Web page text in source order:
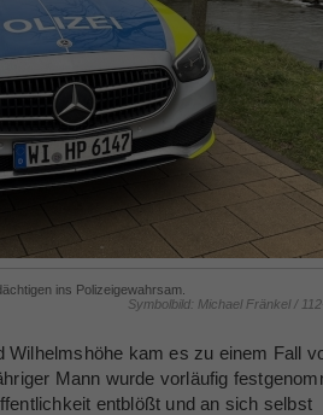
ins Polizeigewahrsam.
Symbolbild: Michael Fränkel /
Wilhelmshöhe kam es zu einem Fall
Mann wurde vorläufig
entblößt und an sich selbst